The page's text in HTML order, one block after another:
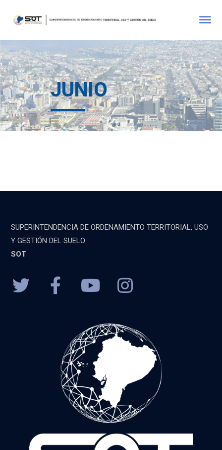
JUNIO
SUPERINTENDENCIA DE ORDENAMIENTO TERRITORIAL, USO
Y GESTIÓN DEL SUELO
SOT